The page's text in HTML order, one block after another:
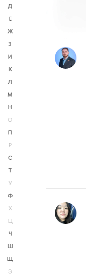
Д
Е
Ж
З
И
К
Л
М
Н
О
П
Р
С
Т
У
Ф
Х
Ц
Ч
Ш
Щ
Э